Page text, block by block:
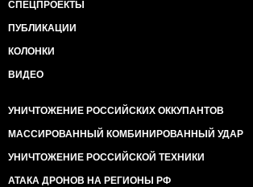
СПЕЦПРОЕКТЫ
ПУБЛИКАЦИИ
КОЛОНКИ
ВИДЕО
УНИЧТОЖЕНИЕ РОССИЙСКИХ ОККУПАНТОВ
МАССИРОВАННЫЙ КОМБИНИРОВАННЫЙ УДАР
УНИЧТОЖЕНИЕ РОССИЙСКОЙ ТЕХНИКИ
АТАКА ДРОНОВ НА РЕГИОНЫ РФ